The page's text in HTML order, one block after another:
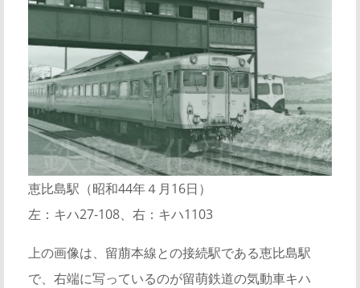
恵比島駅（昭和44年４月16日）
左：キハ27-108、右：キハ1103
上の画像は、留萠本線との接続駅である恵比島駅
で、右端に写っているのが留萌鉄道の気動車キハ